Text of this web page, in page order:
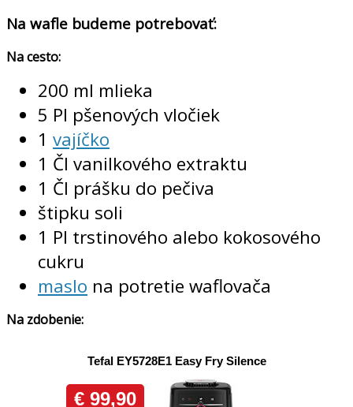
Na wafle budeme potrebovať:
Na cesto:
200 ml mlieka
5 Pl pšenových vločiek
1 vajíčko
1 Čl vanilkového extraktu
1 Čl prášku do pečiva
štipku soli
1 Pl trstinového alebo kokosového
cukru
maslo na potretie waflovača
Na zdobenie: